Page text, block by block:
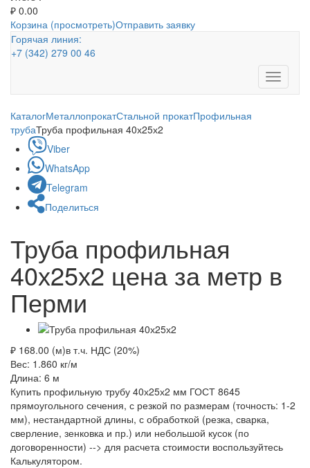
₽ 0.00
Корзина (просмотреть)Отправить заявку
Горячая линия:
+7 (342) 279 00 46
Toggle
КаталогМеталлопрокатСтальной прокатПрофильная
трубаТруба профильная 40х25х2
Viber
WhatsApp
Telegram
Поделиться
Труба профильная
40х25х2 цена за метр в
Перми
₽ 168.00 (м)в т.ч. НДС (20%)
Вес: 1.860 кг/м
Длина: 6 м
Купить профильную трубу 40х25х2 мм ГОСТ 8645
прямоугольного сечения, с резкой по размерам (точность: 1-2
мм), нестандартной длины, с обработкой (резка, сварка,
сверление, зенковка и пр.) или небольшой кусок (по
договоренности) --> для расчета стоимости воспользуйтесь
Калькулятором.